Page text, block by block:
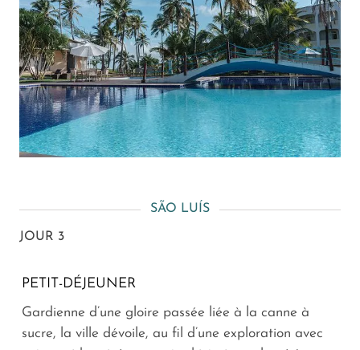
SÃO LUÍS
JOUR 3
PETIT-DÉJEUNER
Gardienne d’une gloire passée liée à la canne à
sucre, la ville dévoile, au fil d’une exploration avec